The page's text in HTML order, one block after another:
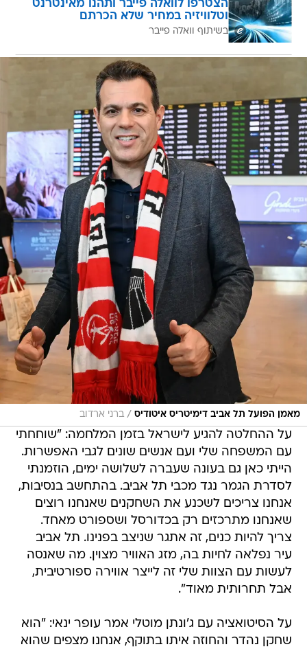
הצטרפו לוואלה פייבר ותהנו מאינטרנט
וטלוויזיה במחיר שלא הכרתם
בשיתוף וואלה פייבר
מאמן הפועל תל אביב דימיטריס איטודיס / ברני ארדוב
על ההחלטה להגיע לישראל בזמן המלחמה: "שוחחתי
עם המשפחה שלי ועם אנשים שונים לגבי האפשרות.
הייתי כאן גם בעונה שעברה לשלושה ימים, הוזמנתי
לסדרת הגמר נגד מכבי תל אביב. בהתחשב בנסיבות,
אנחנו צריכים לשכנע את השחקנים שאנחנו רוצים
שאנחנו מתרכזים רק בכדורסל ושספורט מאחד.
צריך להיות כנים, זה אתגר שניצב בפנינו. תל אביב
עיר נפלאה לחיות בה, מזג האוויר מצוין. מה שאנסה
לעשות עם הצוות שלי זה לייצר אווירה ספורטיבית,
אבל תחרותית מאוד".
על הסיטואציה עם ג'ונתן מוטלי אמר עופר ינאי: "הוא
שחקן נהדר והחוזה איתו בתוקף, אנחנו מצפים שהוא